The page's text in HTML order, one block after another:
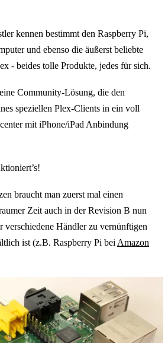
kennen bestimmt den Raspberry Pi,
und ebenso die äußerst beliebte
- beides tolle Produkte, jedes für sich.
Community-Lösung, die den
speziellen Plex-Clients in ein voll
mit iPhone/iPad Anbindung
braucht man zuerst mal einen
Zeit auch in der Revision B nun
verschiedene Händler zu vernünftigen
ist (z.B. Raspberry Pi bei Amazon